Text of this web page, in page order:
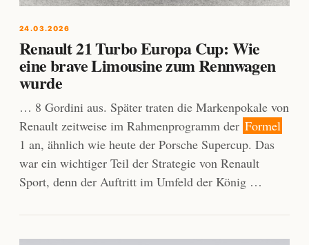
24.03.2026
Renault 21 Turbo Europa Cup: Wie
eine brave Limousine zum Rennwagen
wurde
… 8 Gordini aus. Später traten die Markenpokale von
Renault zeitweise im Rahmenprogramm der Formel
1 an, ähnlich wie heute der Porsche Supercup. Das
war ein wichtiger Teil der Strategie von Renault
Sport, denn der Auftritt im Umfeld der König …